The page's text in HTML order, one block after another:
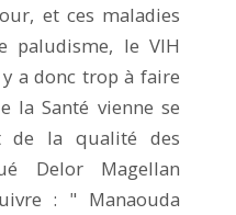
et ces maladies
paludisme, le VIH
a donc trop à faire
la Santé vienne se
de la qualité des
Delor Magellan
: " Manaouda